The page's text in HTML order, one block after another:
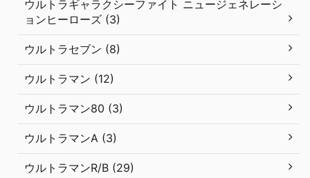
ウルトラギャラクシーファイト ニュージェネレーシ
ョンヒーローズ (3)
ウルトラセブン (8)
ウルトラマン (12)
ウルトラマン80 (3)
ウルトラマンA (3)
ウルトラマンR/B (29)